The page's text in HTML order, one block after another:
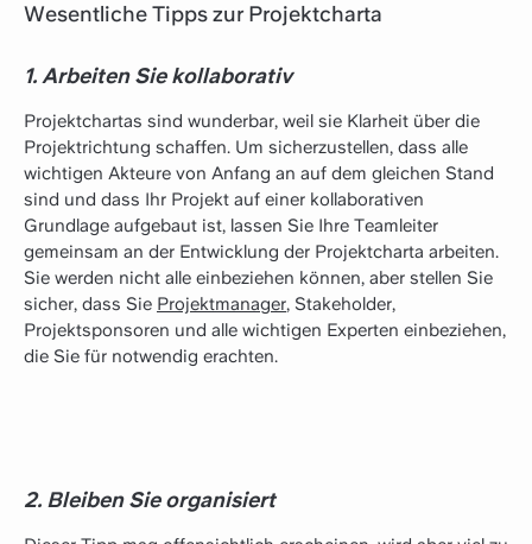
Wesentliche Tipps zur Projektcharta
1. Arbeiten Sie kollaborativ
Projektchartas sind wunderbar, weil sie Klarheit über die
Projektrichtung schaffen. Um sicherzustellen, dass alle
wichtigen Akteure von Anfang an auf dem gleichen Stand
sind und dass Ihr Projekt auf einer kollaborativen
Grundlage aufgebaut ist, lassen Sie Ihre Teamleiter
gemeinsam an der Entwicklung der Projektcharta arbeiten.
Sie werden nicht alle einbeziehen können, aber stellen Sie
sicher, dass Sie Projektmanager, Stakeholder,
Projektsponsoren und alle wichtigen Experten einbeziehen,
die Sie für notwendig erachten.
2. Bleiben Sie organisiert